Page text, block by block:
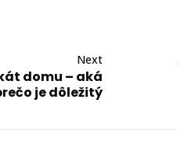
Next
domu – aká
je dôležitý